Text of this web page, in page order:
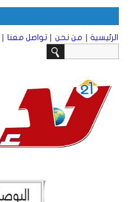
الرئيسية | من نحن | تواصل معنا |